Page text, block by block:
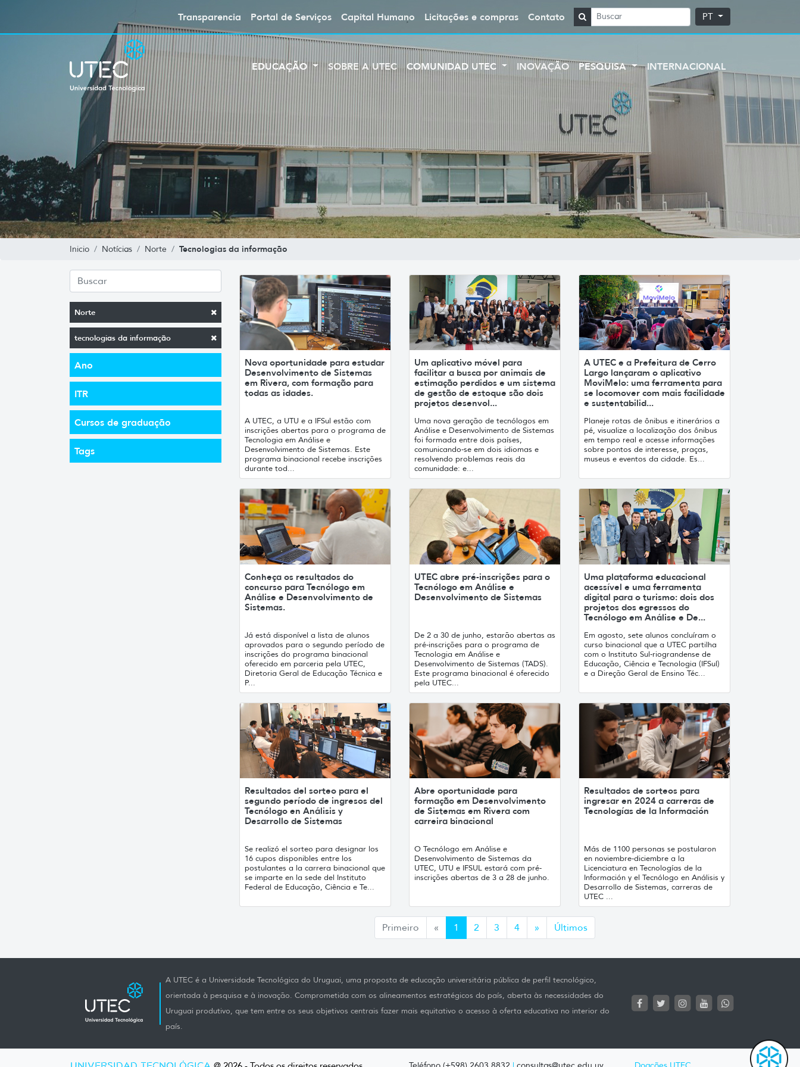
Transparencia Portal de Serviços Capital Humano Licitações e compras Contato PT
EDUCAÇÃO SOBRE A UTEC COMUNIDAD UTEC INOVAÇÃO PESQUISA INTERNACIONAL
Inicio Notícias Norte Tecnologias da informação
Norte
tecnologias da informação
Ano
ITR
Cursos de graduação
Tags
Nova oportunidade para estudar
Desenvolvimento de Sistemas
em Rivera, com formação para
todas as idades.
A UTEC, a UTU e a IFSul estão com
inscrições abertas para o programa de
Tecnologia em Análise e
Desenvolvimento de Sistemas. Este
programa binacional recebe inscrições
durante tod...
Um aplicativo móvel para
facilitar a busca por animais de
estimação perdidos e um sistema
de gestão de estoque são dois
projetos desenvol...
Uma nova geração de tecnólogos em
Análise e Desenvolvimento de Sistemas
foi formada entre dois países,
comunicando-se em dois idiomas e
resolvendo problemas reais da
comunidade: e...
A UTEC e a Prefeitura de Cerro
Largo lançaram o aplicativo
MoviMelo: uma ferramenta para
se locomover com mais facilidade
e sustentabilid...
Planeje rotas de ônibus e itinerários a
pé, visualize a localização dos ônibus
em tempo real e acesse informações
sobre pontos de interesse, praças,
museus e eventos da cidade. Es...
Conheça os resultados do
concurso para Tecnólogo em
Análise e Desenvolvimento de
Sistemas.
Já está disponível a lista de alunos
aprovados para o segundo período de
inscrições do programa binacional
oferecido em parceria pela UTEC,
Diretoria Geral de Educação Técnica e
P...
UTEC abre pré-inscrições para o
Tecnólogo em Análise e
Desenvolvimento de Sistemas
De 2 a 30 de junho, estarão abertas as
pré-inscrições para o programa de
Tecnologia em Análise e
Desenvolvimento de Sistemas (TADS).
Este programa binacional é oferecido
pela UTEC...
Uma plataforma educacional
acessível e uma ferramenta
digital para o turismo: dois dos
projetos dos egressos do
Tecnólogo em Análise e De...
Em agosto, sete alunos concluíram o
curso binacional que a UTEC partilha
com o Instituto Sul-riograndense de
Educação, Ciência e Tecnologia (IFSul)
e a Direção Geral de Ensino Téc...
Resultados del sorteo para el
segundo período de ingresos del
Tecnólogo en Análisis y
Desarrollo de Sistemas
Se realizó el sorteo para designar los
16 cupos disponibles entre los
postulantes a la carrera binacional que
se imparte en la sede del Instituto
Federal de Educação, Ciência e Te...
Abre oportunidade para
formação em Desenvolvimento
de Sistemas em Rivera com
carreira binacional
O Tecnólogo em Análise e
Desenvolvimento de Sistemas da
UTEC, UTU e IFSUL estará com pré-
inscrições abertas de 3 a 28 de junho.
Resultados de sorteos para
ingresar en 2024 a carreras de
Tecnologías de la Información
Más de 1100 personas se postularon
en noviembre-diciembre a la
Licenciatura en Tecnologías de la
Información y el Tecnólogo en Análisis y
Desarrollo de Sistemas, carreras de
UTEC ...
Primeiro « Anterior
1 2 3 4 » Siguiente
Últimos
A UTEC é a Universidade Tecnológica do Uruguai, uma proposta de educação universitária pública de perfil tecnológico,
orientada à pesquisa e à inovação. Comprometida com os alineamentos estratégicos do país, aberta às necessidades do
Uruguai produtivo, que tem entre os seus objetivos centrais fazer mais equitativo o acesso à oferta educativa no interior do
país.